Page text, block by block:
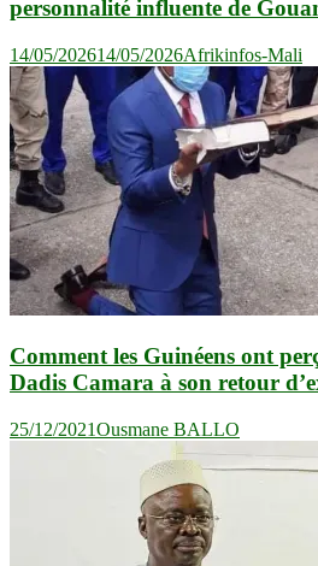
personnalité influente de
14/05/202614/05/2026Afrikinfos-Mali
Comment les Guinéens ont
Dadis Camara à son retour
25/12/2021Ousmane BALLO